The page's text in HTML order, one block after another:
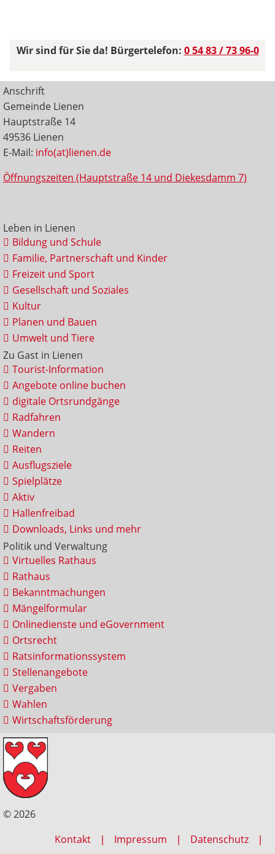
Wir sind für Sie da! Bürgertelefon: 0 54 83 / 73 96-0
Anschrift
Gemeinde Lienen
Hauptstraße 14
49536 Lienen
E-Mail: info(at)lienen.de
Öffnungszeiten (Hauptstraße 14 und Diekesdamm 7)
Leben in Lienen
Bildung und Schule
Familie, Partnerschaft und Kinder
Freizeit und Sport
Gesellschaft und Soziales
Kultur
Planen und Bauen
Umwelt und Tiere
Zu Gast in Lienen
Tourist-Information
Angebote online buchen
digitale Ortsrundgänge
Radfahren
Wandern
Reiten
Ausflugsziele
Spielplätze
Aktiv
Hallenfreibad
Downloads, Links und mehr
Politik und Verwaltung
Virtuelles Rathaus
Rathaus
Bekanntmachungen
Mängelformular
Onlinedienste und eGovernment
Ortsrecht
Ratsinformationssystem
Stellenangebote
Vergaben
Wahlen
Wirtschaftsförderung
© 2026
Kontakt
Impressum Datenschutz